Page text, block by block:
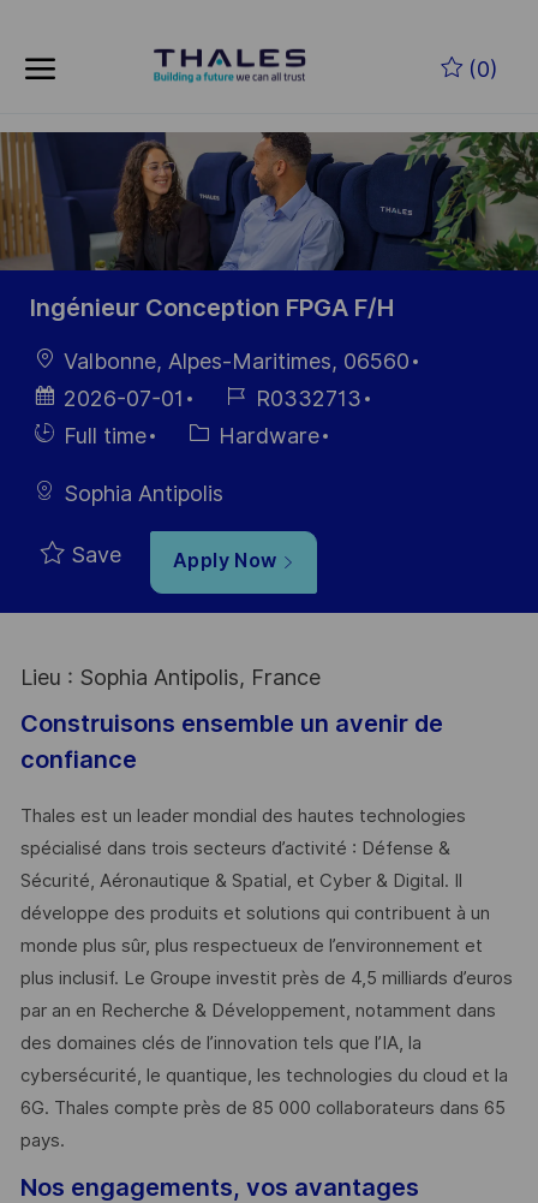
(0)
-
Ingénieur Conception FPGA F/H
LocationValbonne, Alpes-Maritimes, 06560
Posted
Date
2026-07-01
Job
Id
R0332713
HiringFull time CategoryHardware
Sophia Antipolis
Save Apply Now
Lieu : Sophia Antipolis, France
Construisons ensemble un avenir de
confiance
Thales est un leader mondial des hautes technologies
spécialisé dans trois secteurs d’activité : Défense &
Sécurité, Aéronautique & Spatial, et Cyber & Digital. Il
développe des produits et solutions qui contribuent à un
monde plus sûr, plus respectueux de l’environnement et
plus inclusif. Le Groupe investit près de 4,5 milliards d’euros
par an en Recherche & Développement, notamment dans
des domaines clés de l’innovation tels que l’IA, la
cybersécurité, le quantique, les technologies du cloud et la
6G. Thales compte près de 85 000 collaborateurs dans 65
pays. ​
Nos engagements, vos avantages